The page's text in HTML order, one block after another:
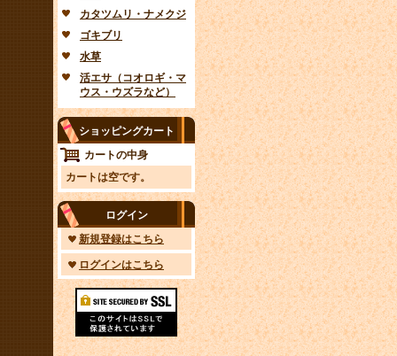
カタツムリ・ナメクジ
ゴキブリ
水草
活エサ（コオロギ・マ
ウス・ウズラなど）
ショッピングカート
カートの中身
カートは空です。
ログイン
新規登録はこちら
ログインはこちら